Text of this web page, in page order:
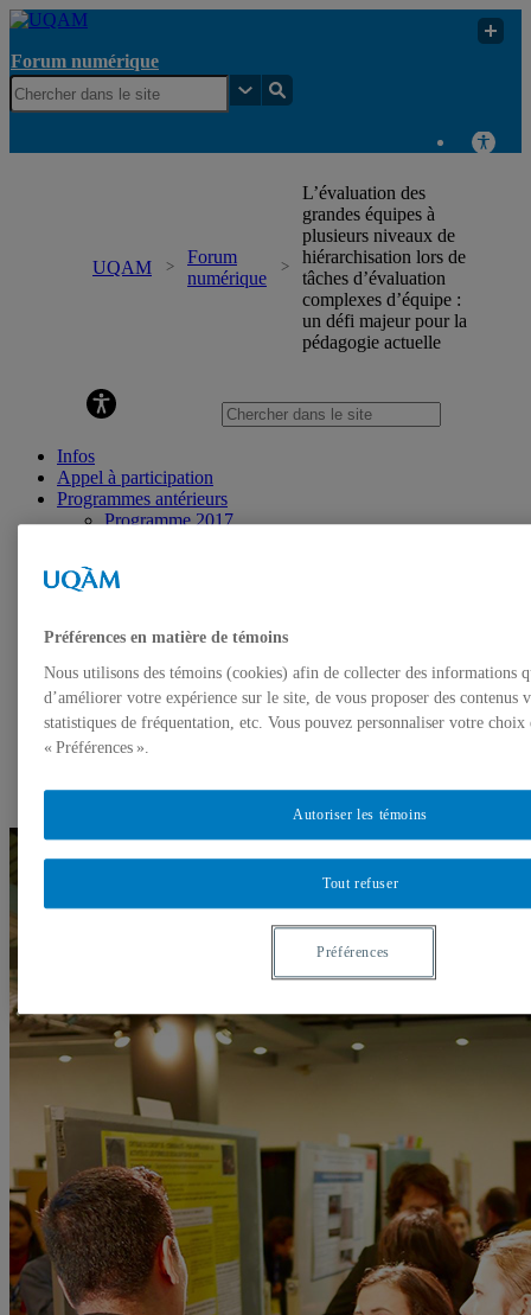
Forum numérique
UQAM
Forum
numérique
L’évaluation des
grandes équipes à
plusieurs niveaux de
hiérarchisation lors de
tâches d’évaluation
complexes d’équipe :
un défi majeur pour la
pédagogie actuelle
Infos
Appel à participation
Programmes antérieurs
Programme 2017
Pleins feux sur la recherche
Présentations interactives simultanées (2e partie)
Présentations interactives simultanées (3e partie)
Programme 2016
Programme 2018
À propos
Horaire
Session d’affiches (vendredi)
Préférences en matière de témoins
Nous utilisons des témoins (cookies) afin de collecter des informations
d’améliorer votre expérience sur le site, de vous proposer des contenus
statistiques de fréquentation, etc. Vous pouvez personnaliser votre choix
« Préférences ».
Tout refuser
Autoriser les témoins
Préférences